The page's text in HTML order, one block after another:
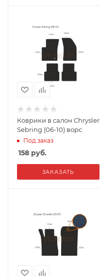
Коврики в салон Chrysler
Sebring (06-10) ворс
Под заказ
158 руб.
ЗАКАЗАТЬ